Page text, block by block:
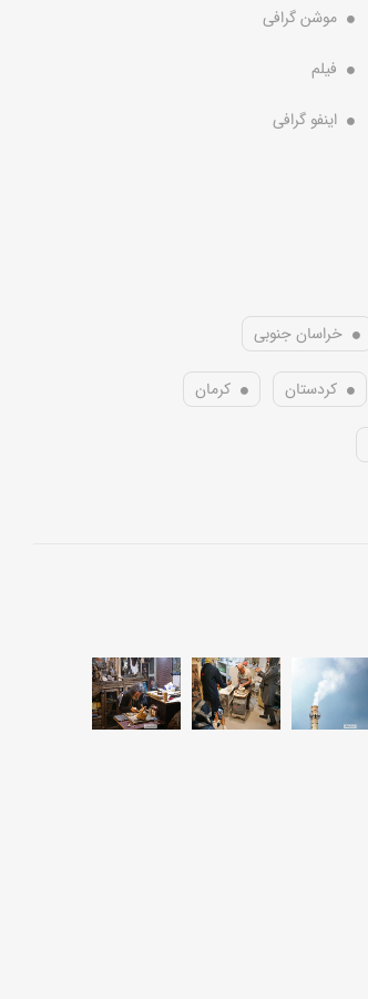
موشن گرافی
فیلم
اینفو گرافی
خراسان جنوبی
کردستان کرمان